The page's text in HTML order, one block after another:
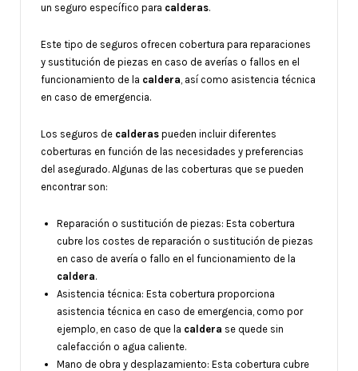
un seguro específico para calderas.
Este tipo de seguros ofrecen cobertura para reparaciones
y sustitución de piezas en caso de averías o fallos en el
funcionamiento de la caldera , así como asistencia técnica
en caso de emergencia.
Los seguros de calderas pueden incluir diferentes
coberturas en función de las necesidades y preferencias
del asegurado. Algunas de las coberturas que se pueden
encontrar son:
Reparación o sustitución de piezas: Esta cobertura
cubre los costes de reparación o sustitución de piezas
en caso de avería o fallo en el funcionamiento de la
caldera.
Asistencia técnica: Esta cobertura proporciona
asistencia técnica en caso de emergencia, como por
ejemplo, en caso de que la caldera se quede sin
calefacción o agua caliente.
Mano de obra y desplazamiento: Esta cobertura cubre